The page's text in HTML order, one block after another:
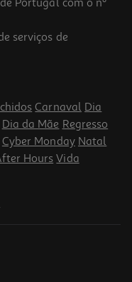
serviços de
Carnaval Dia
Dia da Mãe Regresso
Cyber Monday Natal
Hours Vida